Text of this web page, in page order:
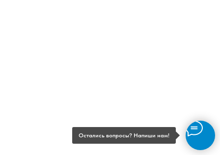
Остались вопросы? Напиши нам!